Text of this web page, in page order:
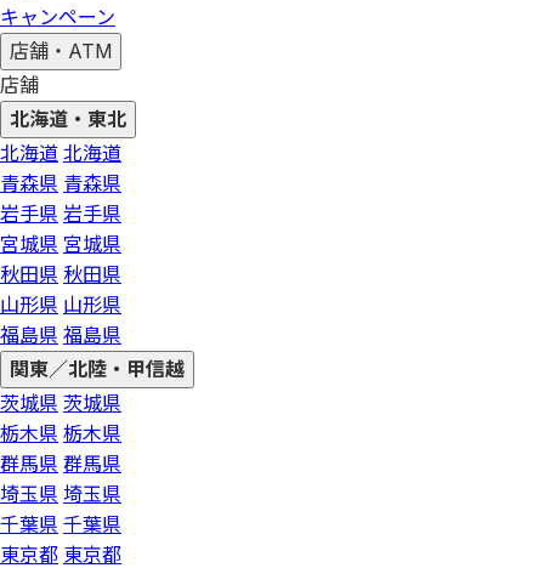
キャンペーン
店舗・ATM
店舗
北海道・東北
北海道 北海道
青森県 青森県
岩手県 岩手県
宮城県 宮城県
秋田県 秋田県
山形県 山形県
福島県 福島県
関東／北陸・甲信越
茨城県 茨城県
栃木県 栃木県
群馬県 群馬県
埼玉県 埼玉県
千葉県 千葉県
東京都 東京都